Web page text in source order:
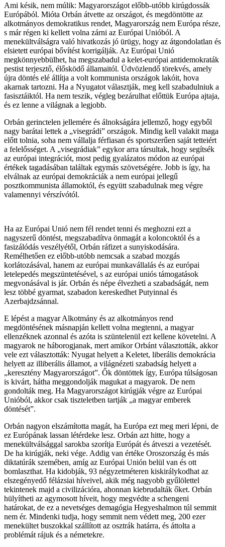
Ami késik, nem múlik: Magyarországot előbb-utóbb kirúgdossák
Európából. Mióta Orbán átvette az országot, és megdöntötte az
alkotmányos demokratikus rendet, Magyarország nem Európa része,
s már régen ki kellett volna zárni az Európai Unióból. A
menekültválságra való hivatkozás jó ürügy, hogy az átgondolatlan és
elsietett európai bővítést korrigálják. Az Európai Unió
megkönnyebbülhet, ha megszabadul a kelet-európai antidemokraták
pestist terjesztő, élősködő államaitól. Üdvözlendő törekvés, amely
újra döntés elé állítja a volt kommunista országok lakóit, hova
akarnak tartozni. Ha a Nyugatot választják, meg kell szabadulniuk a
fasisztáiktól. Ha nem teszik, végleg bezárulhat előttük Európa ajtaja,
és ez lenne a világnak a legjobb.
Orbán gerinctelen jellemére és álnokságára jellemző, hogy egyből
nagy barátai lettek a „visegrádi” országok. Mindig kell valakit maga
előtt tolnia, soha nem vállalja férfiasan és sportszerűen saját tetteiért
a felelősséget. A „visegrádiak” egykor arra társultak, hogy segítsék
az európai integrációt, most pedig gyalázatos módon az európai
értékek tagadásában találtak egymás szövetségére. Jobb is így, ha
elválnak az európai demokráciák a nem európai jellegű
posztkommunista államoktól, és együtt szabadulnak meg végre
valamennyi vérszívótól.
Ha az Európai Unió nem fél rendet tenni és meghozni ezt a
nagyszerű döntést, megszabadítva önmagát a koloncoktól és a
fasizálódás veszélyétől, Orbán ráfizet a sunyiskodására.
Remélhetően ez előbb-utóbb nemcsak a szabad mozgás
korlátozásával, hanem az európai munkavállalás és az európai
letelepedés megszüntetésével, s az európai uniós támogatások
megvonásával is jár. Orbán és népe élvezheti a szabadságát, nem
lesz többé gyarmat, szabadon kereskedhet Putyinnal és
Azerbajdzsánnal.
E lépést a magyar Alkotmány és az alkotmányos rend
megdöntésének másnapján kellett volna megtenni, a magyar
ellenzéknek azonnal és azóta is szüntelenül ezt kellene követelni. A
magyarok ne háborogjanak, mert amikor Orbánt választották, akkor
vele ezt választották: Nyugat helyett a Keletet, liberális demokrácia
helyett az illiberális államot, a világnézeti szabadság helyett a
„keresztény Magyarországot”. Ők döntöttek így, Európa túlságosan
is kivárt, hátha meggondolják magukat a magyarok. De nem
gondolták meg. Ha Magyarországot kirúgják végre az Európai
Unióból, akkor csak tiszteletben tartják „a magyar emberek
döntését”.
Orbán nagyon elszámította magát, ha Európa ezt meg meri lépni, de
ez Európának lassan létérdeke lesz. Orbán azt hitte, hogy a
menekültválsággal sarokba szorítja Európát és átveszi a vezetését.
De ha kirúgják, neki vége. Addig van értéke Oroszország és más
diktatúrák szemében, amíg az Európai Unión belül van és ott
bomlaszthat. Ha kidobják, 93 négyzetméteren kiskirálykodhat az
elszegényedő félázsiai híveivel, akik még nagyobb gyűlölettel
tekintenek majd a civilizációra, ahonnan kiebrudalták őket. Orbán
hülyítheti az agymosott híveit, hogy megvédte a schengeni
határokat, de ez a nevetséges demagógia Hegyeshalmon túl semmit
nem ér. Mindenki tudja, hogy semmit nem védett meg, 200 ezer
menekültet buszokkal szállított az osztrák határra, és áttolta a
problémát rájuk és a németekre.